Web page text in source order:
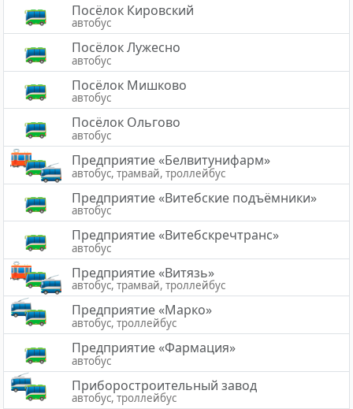
Посёлок Кировский
автобус
Посёлок Лужесно
автобус
Посёлок Мишково
автобус
Посёлок Ольгово
автобус
Предприятие «Белвитунифарм»
автобус, трамвай, троллейбус
Предприятие «Витебские подъёмники»
автобус
Предприятие «Витебскречтранс»
автобус
Предприятие «Витязь»
автобус, трамвай, троллейбус
Предприятие «Марко»
автобус, троллейбус
Предприятие «Фармация»
автобус
Приборостроительный завод
автобус, троллейбус